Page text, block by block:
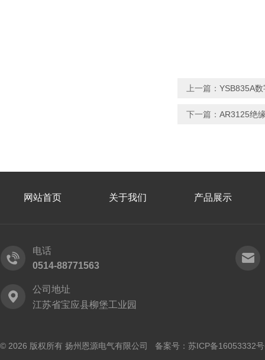
上一篇： YSB835A
下一篇： AR3125绝
网站首页 关于我们 产品展示
电话
0514-88771563
公司地址
江苏省宝应县柳堡工业园
© 2026 版权所有 扬州恩源电气有限公司 备案号： 苏ICP备16053332